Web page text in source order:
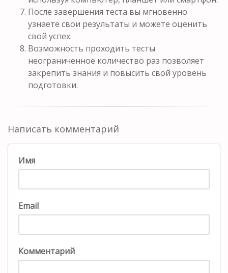
После завершения теста вы мгновенно
узнаете свои результаты и можете оценить
свой успех.
Возможность проходить тесты
неограниченное количество раз позволяет
закрепить знания и повысить свой уровень
подготовки.
Написать комментарий
Имя
Email
Комментарий